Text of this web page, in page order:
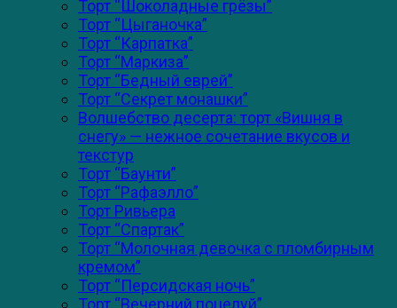
Торт “Шоколадные грёзы”
Торт “Цыганочка”
Торт “Карпатка”
Торт “Маркиза”
Торт “Бедный еврей”
Торт “Секрет монашки”
Волшебство десерта: торт «Вишня в
снегу» — нежное сочетание вкусов и
текстур
Торт “Баунти”
Торт “Рафаэлло”
Торт Ривьера
Торт “Спартак”
Торт “Молочная девочка с пломбирным
кремом”
Торт “Персидская ночь”
Торт “Вечерний поцелуй”